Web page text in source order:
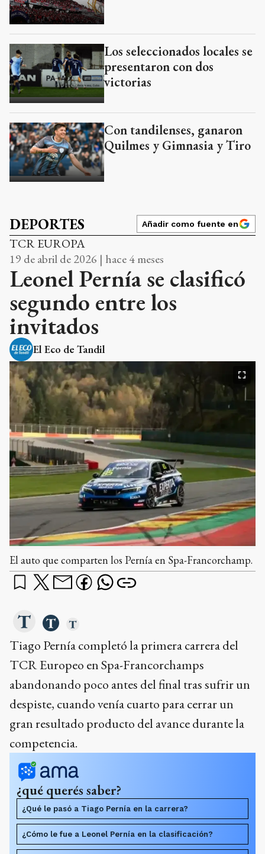
Los seleccionados locales se
presentaron con dos
victorias
Con tandilenses, ganaron
Quilmes y Gimnasia y Tiro
DEPORTES Añadir como fuente en
TCR EUROPA
19 de abril de 2026 | hace 4 meses
Leonel Pernía se clasificó
segundo entre los
invitados
El Eco de Tandil
El auto que comparten los Pernía en Spa-Francorchamp.
Tiago Pernía completó la primera carrera del
TCR Europeo en Spa-Francorchamps
abandonando poco antes del final tras sufrir un
despiste, cuando venía cuarto para cerrar un
gran resultado producto del avance durante la
competencia.
¿qué querés saber?
¿Qué le pasó a Tiago Pernía en la carrera?
¿Cómo le fue a Leonel Pernía en la clasificación?